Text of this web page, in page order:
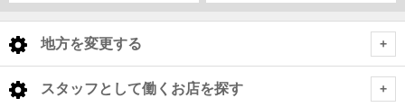
地方を変更する
< 全国トップ
スタッフとして働くお店を探す